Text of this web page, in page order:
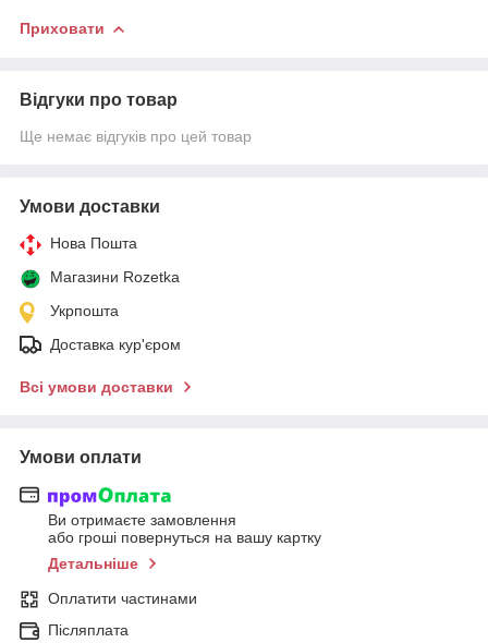
Приховати
Відгуки про товар
Ще немає відгуків про цей товар
Умови доставки
Нова Пошта
Магазини Rozetka
Укрпошта
Доставка кур'єром
Всі умови доставки
Умови оплати
Ви отримаєте замовлення
або гроші повернуться на вашу картку
Детальніше
Оплатити частинами
Післяплата